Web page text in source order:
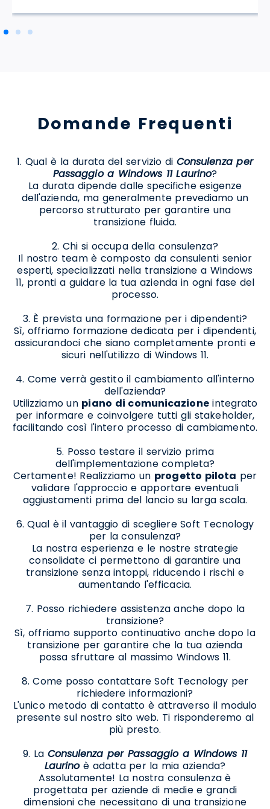
Domande Frequenti
1. Qual è la durata del servizio di Consulenza per
Passaggio a Windows 11 Laurino?
La durata dipende dalle specifiche esigenze
dell'azienda, ma generalmente prevediamo un
percorso strutturato per garantire una
transizione fluida.
2. Chi si occupa della consulenza?
Il nostro team è composto da consulenti senior
esperti, specializzati nella transizione a Windows
11, pronti a guidare la tua azienda in ogni fase del
processo.
3. È prevista una formazione per i dipendenti?
Sì, offriamo formazione dedicata per i dipendenti,
assicurandoci che siano completamente pronti e
sicuri nell'utilizzo di Windows 11.
4. Come verrà gestito il cambiamento all'interno
dell'azienda?
Utilizziamo un piano di comunicazioneintegrato
per informare e coinvolgere tutti gli stakeholder,
facilitando così l'intero processo di cambiamento.
5. Posso testare il servizio prima
dell'implementazione completa?
Certamente! Realizziamo un progetto pilota per
validare l'approccio e apportare eventuali
aggiustamenti prima del lancio su larga scala.
6. Qual è il vantaggio di scegliere Soft Tecnology
per la consulenza?
La nostra esperienza e le nostre strategie
consolidate ci permettono di garantire una
transizione senza intoppi, riducendo i rischi e
aumentando l'efficacia.
7. Posso richiedere assistenza anche dopo la
transizione?
Sì, offriamo supporto continuativo anche dopo la
transizione per garantire che la tua azienda
possa sfruttare al massimo Windows 11.
8. Come posso contattare Soft Tecnology per
richiedere informazioni?
L'unico metodo di contatto è attraverso il modulo
presente sul nostro sito web. Ti risponderemo al
più presto.
9. La Consulenza per Passaggio a Windows 11
Laurinoè adatta per la mia azienda?
Assolutamente! La nostra consulenza è
progettata per aziende di medie e grandi
dimensioni che necessitano di una transizione